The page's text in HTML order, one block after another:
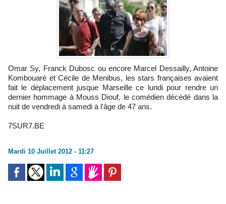
Omar Sy, Franck Dubosc ou encore Marcel Dessailly, Antoine
Kombouaré et Cécile de Menibus, les stars françaises avaient
fait le déplacement jusque Marseille ce lundi pour rendre un
dernier hommage à Mouss Diouf, le comédien décédé dans la
nuit de vendredi à samedi à l'âge de 47 ans.
7SUR7.BE
Mardi 10 Juillet 2012 - 11:27